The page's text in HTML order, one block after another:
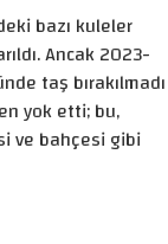
bazı kuleler
Ancak 2023-
taş bırakılmadı
yok etti; bu,
ve bahçesi gibi